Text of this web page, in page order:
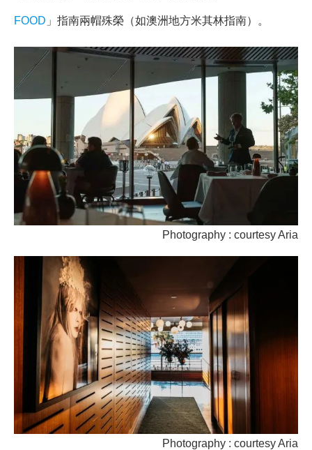
FOOD 」指南兩帽殊榮（如澳洲地方米其林指南）。
Photography : courtesy Aria
Photography : courtesy Aria